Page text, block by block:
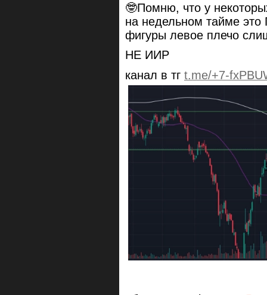
🤓Помню, что у
на недельном тайме это
фигуры левое плечо
НЕ ИИР
канал в тг t.me/+7-